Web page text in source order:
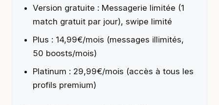
Version gratuite : Messagerie limitée (1
match gratuit par jour), swipe limité
Plus : 14,99€/mois (messages illimités,
50 boosts/mois)
Platinum : 29,99€/mois (accès à tous les
profils premium)